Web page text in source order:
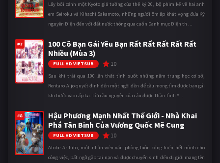
Lấy bối cảnh một Kyoto giả tưởng của thế kỷ 20, bộ phim kể về hai anh
em Seiroku và Kihachi Sakamoto, những người ôm ấp khát vọng đưa Kỷ
nguyên Điện đến với đất nước thông qua cuốn Danh mục Điện th ...
#7
100 Cô Bạn Gái Yêu Bạn Rất Rất Rất Rất Rất
Nhiều (Mùa 3)
FULL HD VIETSUB 10
Sau khi trải qua 100 lần thất tình suốt những năm trung học cơ sở,
Rentaro Aijo quyết định đến một ngôi đền để cầu mong tìm được bạn gái
khi bước vào cấp ba. Lời cầu nguyện của cậu được Thần Tình Y ...
#8
Hậu Phương Mạnh Nhất Thế Giới - Nhà Khai
Phá Tân Binh Của Vương Quốc Mê Cung
FULL HD VIETSUB 10
Atobe Arihito, một nhân viên văn phòng luôn cống hiến hết mình cho
công việc, bất ngờ gặp tai nạn và được chuyển sinh đến dị giới mang tên